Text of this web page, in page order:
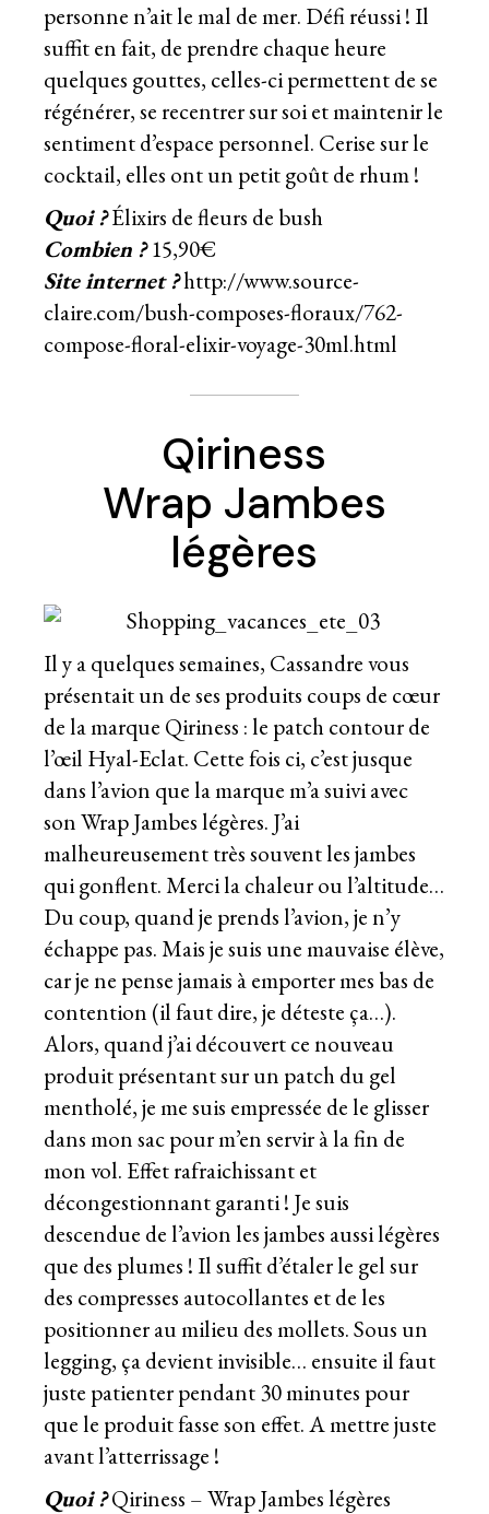
personne n’ait le mal de mer. Défi réussi ! Il
suffit en fait, de prendre chaque heure
quelques gouttes, celles-ci permettent de se
régénérer, se recentrer sur soi et maintenir le
sentiment d’espace personnel. Cerise sur le
cocktail, elles ont un petit goût de rhum !
Quoi ?Élixirs de fleurs de bush
Combien ? 15,90€
Site internet ?http://www.source-
claire.com/bush-composes-floraux/762-
compose-floral-elixir-voyage-30ml.html
Qiriness
Wrap Jambes
légères
Il y a quelques semaines, Cassandre vous
présentait un de ses produits coups de cœur
de la marque Qiriness :le patch contour de
l’œil Hyal-Eclat. Cette fois ci, c’est jusque
dans l’avion que la marque m’a suivi avec
son Wrap Jambes légères. J’ai
malheureusement très souvent les jambes
qui gonflent. Merci la chaleur ou l’altitude…
Du coup, quand je prends l’avion, je n’y
échappe pas. Mais je suis une mauvaise élève,
car je ne pense jamais à emporter mes bas de
contention (il faut dire, je déteste ça…).
Alors, quand j’ai découvert ce nouveau
produit présentant sur un patch du gel
mentholé, je me suis empressée de le glisser
dans mon sac pour m’en servir à la fin de
mon vol. Effet rafraichissant et
décongestionnant garanti ! Je suis
descendue de l’avion les jambes aussi légères
que des plumes ! Il suffit d’étaler le gel sur
des compresses autocollantes et de les
positionner au milieu des mollets. Sous un
legging, ça devient invisible… ensuite il faut
juste patienter pendant 30 minutes pour
que le produit fasse son effet. A mettre juste
avant l’atterrissage !
Quoi ?Qiriness – Wrap Jambes légères